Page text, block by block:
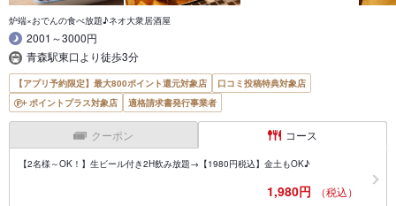
炉端×おでんの食べ放題♪ネオ大衆居酒屋
2001～3000円
青森駅東口より徒歩3分
【アプリ予約限定】最大800ポイント還元対象店
口コミ投稿特典対象店
ポイントプラス対象店
適格請求書発行事業者
クーポン コース
【2名様～OK！】生ビール付き2H飲み放題→【1980円税込】金土もOK♪
1,980円 （税込）